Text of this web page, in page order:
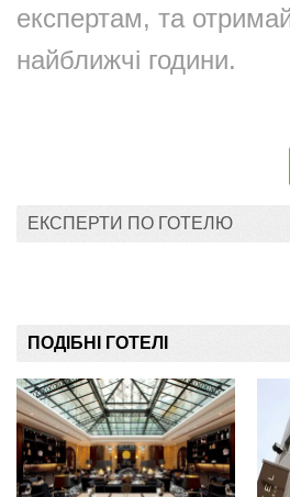
експертам, та
найближчі години.
ЕКСПЕРТИ ПО ГОТЕЛЮ
ПОДІБНІ ГОТЕЛІ